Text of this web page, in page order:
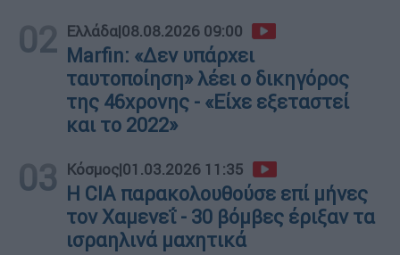
02 Ελλάδα|08.08.2026 09:00
Marfin: «Δεν υπάρχει
ταυτοποίηση» λέει ο δικηγόρος
της 46χρονης - «Είχε εξεταστεί
και το 2022»
03 Κόσμος|01.03.2026 11:35
Η CIA παρακολουθούσε επί μήνες
τον Χαμενεΐ - 30 βόμβες έριξαν τα
ισραηλινά μαχητικά